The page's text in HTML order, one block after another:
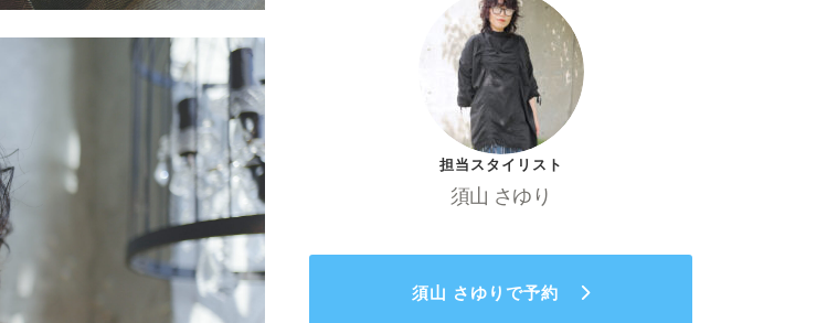
担当スタイリスト
須山 さゆり
須山 さゆりで予約